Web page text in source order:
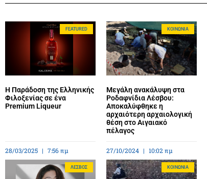
FEATURED
Η Παράδοση της Ελληνικής
Φιλοξενίας σε ένα
Premium Liqueur
28/03/2025 7:56 πμ
ΚΟΙΝΩΝΊΑ
Μεγάλη ανακάλυψη στα
Ροδαφνίδια Λέσβου:
Αποκαλύφθηκε η
αρχαιότερη αρχαιολογική
θέση στο Αιγαιακό
πέλαγος
27/10/2024 10:02 πμ
ΛΈΣΒΟΣ ΚΟΙΝΩΝΊΑ